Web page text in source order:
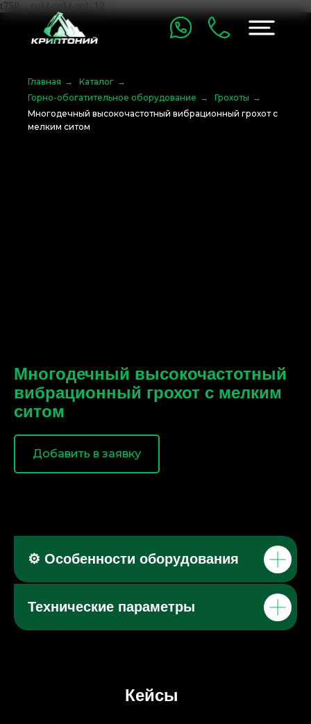
t758__col t-col t-col_12
Главная → Каталог →
Горно-обогатительное оборудование → Грохоты →
Многодечный высокочастотный вибрационный грохот с
мелким ситом
Многодечный высокочастотный
вибрационный грохот с мелким
ситом
Добавить в заявку
⚙️ Особенности оборудования
Технические параметры
Кейсы